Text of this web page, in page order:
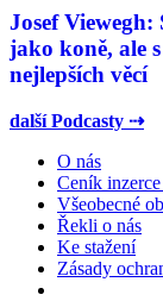
Josef Viewegh:
jako koně, ale
nejlepších věcí
další Podcasty ⇢
O nás
Ceník
Všeobecné
Řekli o nás
Ke stažení
Zásady